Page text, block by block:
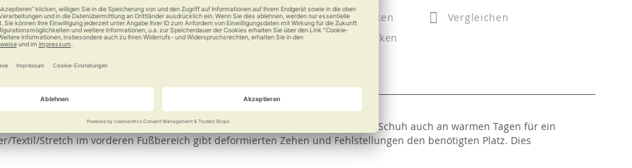
Merken
Vergleichen
Drucken
möglich. Ausgestattet mit atmungsaktiven Airmesh-Futter sorgt dieser Schuh auch an warmen Tagen für ein
Textil/Stretch im vorderen Fußbereich gibt deformierten Zehen und Fehlstellungen den benötigten Platz. Dies